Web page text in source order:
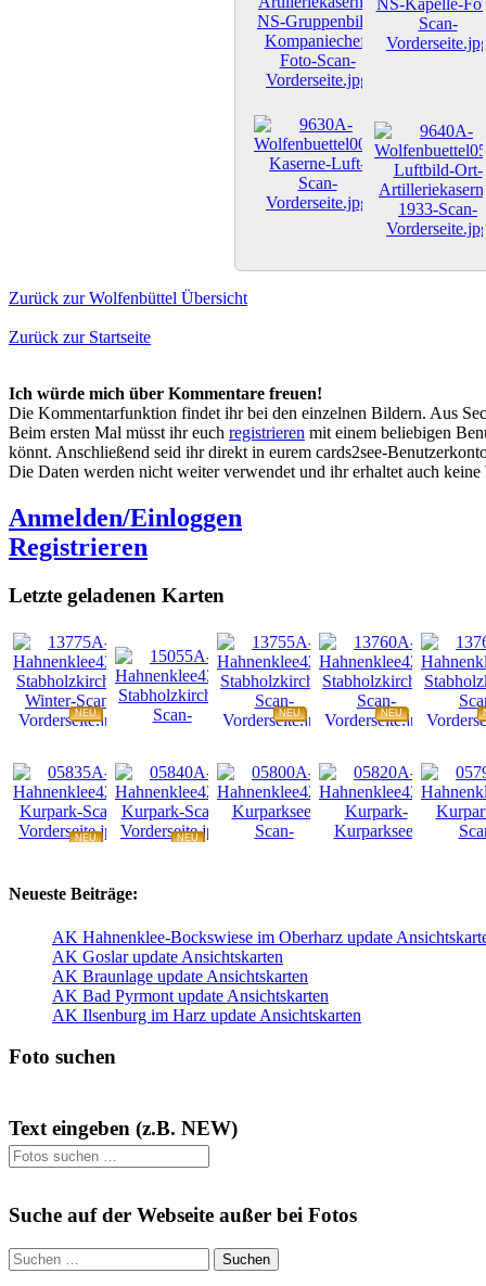
Zurück zur Wolfenbüttel Übersicht
Zurück zur Startseite
Ich würde mich über Kommentare freuen!
Die Kommentarfunktion findet ihr bei den einzelnen Bildern. Aus
Beim ersten Mal müsst ihr euch registrieren mit einem beliebigen
könnt. Anschließend seid ihr direkt in eurem cards2see-
Die Daten werden nicht weiter verwendet und ihr erhaltet auch
Anmelden/Einloggen
Registrieren
Letzte geladenen Karten
NEU NEU NEU
NEU
NEU
Neueste Beiträge:
AK Hahnenklee-Bockswiese im Oberharz update
AK Goslar update Ansichtskarten
AK Braunlage update Ansichtskarten
AK Bad Pyrmont update Ansichtskarten
AK Ilsenburg im Harz update Ansichtskarten
Foto suchen
Text eingeben (z.B. NEW)
Suche auf der Webseite außer bei Fotos
Suchen
nach: